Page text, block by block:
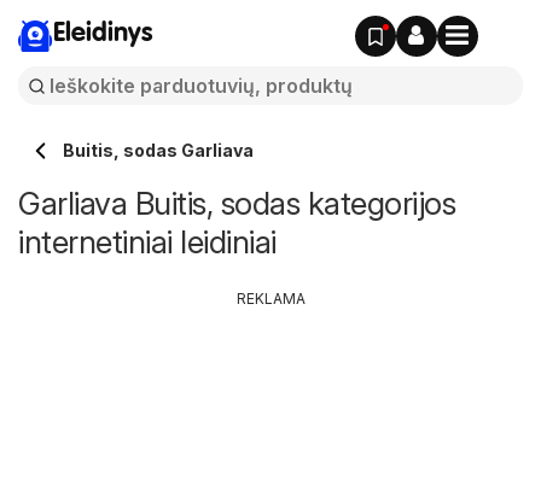
Eleidinys
Buitis, sodas Garliava
Garliava Buitis, sodas kategorijos
internetiniai leidiniai
REKLAMA